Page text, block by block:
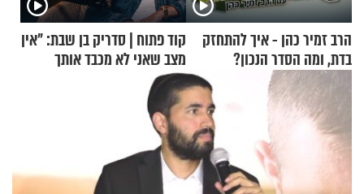
הרב זמיר כהן - איך להתחזק
בדת, ומה הסדר הנכון?
קוד פתוח | סדריק בן שבת: "אין
מצב שאני לא מכבד אותך
בבוקר בהנחת תפילין"